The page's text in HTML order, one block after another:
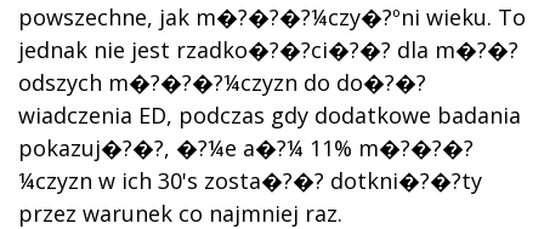
powszechne, jak m�?�?�?¼czy�?ºni wieku. To
jednak nie jest rzadko�?�?ci�?�? dla m�?�?
odszych m�?�?�?¼czyzn do do�?�?
wiadczenia ED, podczas gdy dodatkowe badania
pokazuj�?�?, �?¼e a�?¼ 11% m�?�?�?
¼czyzn w ich 30's zosta�?�? dotkni�?�?ty
przez warunek co najmniej raz.